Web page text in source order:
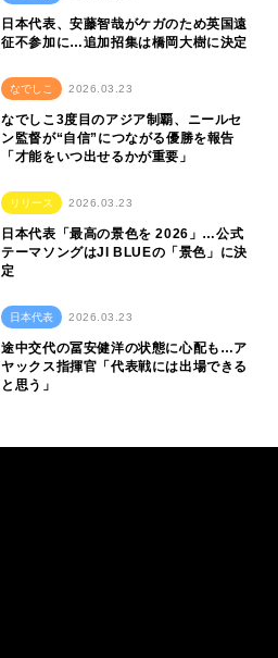
日本代表、安藤智哉がケガのため英国遠
征不参加に…追加招集は橋岡大樹に決定
なでしこ 2026.03.23
なでしこ3度目のアジア制覇、ニールセ
ン監督が“自信”につながる優勝を報告
「才能をいつ出せるかが重要」
リリース 2026.03.23
日本代表「最高の景色を 2026」…公式
テーマソングはJI BLUEの「景色」に決
定
日本代表 2026.03.23
途中交代の冨安健洋の状態に心配も…ア
ヤックス指揮官「代表戦には出場できる
と思う」